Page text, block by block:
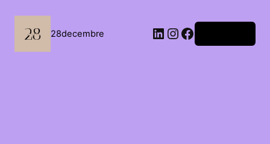
contenu
28decembre LinkedIn
Instagram
Facebook